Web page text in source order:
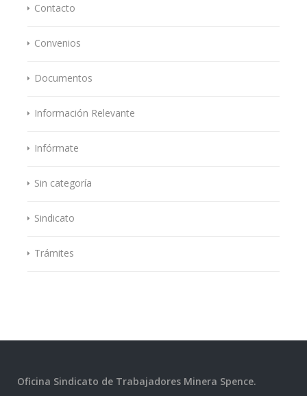
Contacto
Convenios
Documentos
Información Relevante
Infórmate
Sin categoría
Sindicato
Trámites
Oficina Sindicato de Trabajadores Minera Spence.